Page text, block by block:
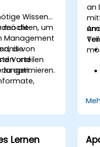
Wissen
möchten, um
Management
die
und
optimieren.
die
von
Vorteilen
Travel)
und zu
an
Lernen